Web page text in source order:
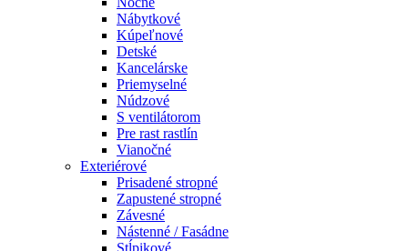
Nábytkové
Kúpeľnové
Detské
Kancelárske
Priemyselné
Núdzové
S ventilátorom
Pre rast rastlín
Vianočné
Exteriérové
Prisadené stropné
Zapustené stropné
Závesné
Nástenné / Fasádne
Stĺpikové